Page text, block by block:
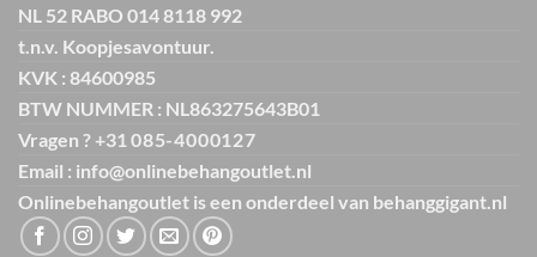
NL 52 RABO 014 8118 992
t.n.v. Koopjesavontuur.
KVK : 84600985
BTW NUMMER : NL863275643B01
Vragen ? +31 085-4000127
Email : info@onlinebehangoutlet.nl
Onlinebehangoutlet is een onderdeel van behanggigant.nl